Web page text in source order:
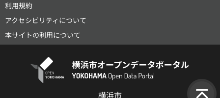
利用規約
アクセシビリティについて
本サイトの利用について
横浜市